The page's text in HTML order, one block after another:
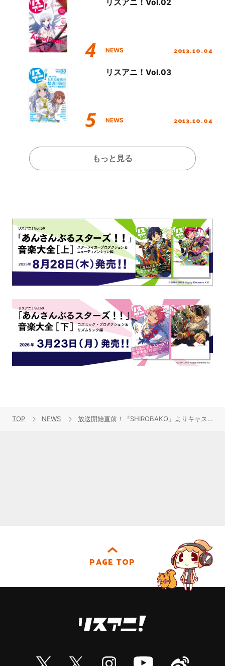
リスアニ！Vol.02
NEWS 2013.10.04
リスアニ！Vol.03
NEWS 2013.10.04
もっと見る
TOP NEWS 放送開始直前！『SHIROBAKO』よりキャストコメントが到着！
PAGE TOP